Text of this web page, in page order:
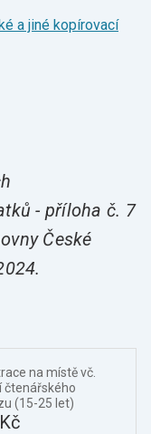
- příloha č. 7
České
na místě vč.
čtenářského
(15-25 let)
a jiné kopírovací